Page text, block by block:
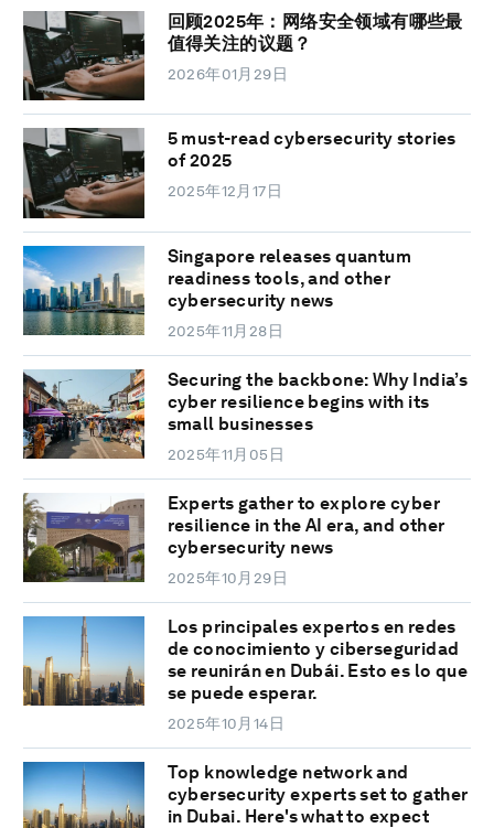
回顾2025年：网络安全领域有哪些最
值得关注的议题？
2026年01月29日
5 must-read cybersecurity stories
of 2025
2025年12月17日
Singapore releases quantum
readiness tools, and other
cybersecurity news
2025年11月28日
Securing the backbone: Why India’s
cyber resilience begins with its
small businesses
2025年11月05日
Experts gather to explore cyber
resilience in the AI era, and other
cybersecurity news
2025年10月29日
Los principales expertos en redes
de conocimiento y ciberseguridad
se reunirán en Dubái. Esto es lo que
se puede esperar.
2025年10月14日
Top knowledge network and
cybersecurity experts set to gather
in Dubai. Here's what to expect